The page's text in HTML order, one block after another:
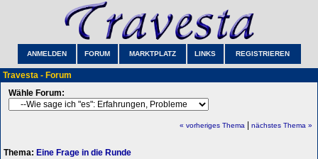
ANMELDEN FORUM MARKTPLATZ LINKS REGISTRIEREN
Travesta - Forum
Wähle Forum:
« vorheriges Thema nächstes Thema »
Thema: Eine Frage in die Runde